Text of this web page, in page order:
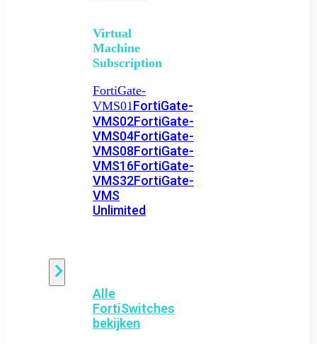
Virtual
Machine
Subscription
FortiGate-
VMS01FortiGate-
VMS02FortiGate-
VMS04FortiGate-
VMS08FortiGate-
VMS16FortiGate-
VMS32FortiGate-
VMS
Unlimited
Alle
FortiSwitches
bekijken